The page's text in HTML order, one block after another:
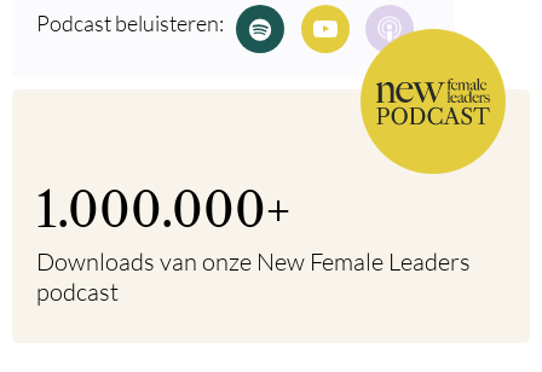
Podcast beluisteren:
Downloads van onze New Female Leaders
podcast
1.000.000+